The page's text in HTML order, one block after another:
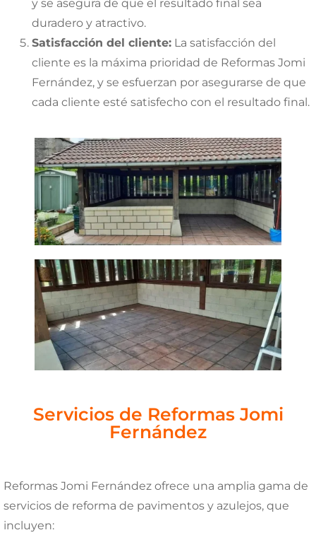
y se asegura de que el resultado final sea
duradero y atractivo.
Satisfacción del cliente: La satisfacción del
cliente es la máxima prioridad de Reformas Jomi
Fernández, y se esfuerzan por asegurarse de que
cada cliente esté satisfecho con el resultado final.
Servicios de Reformas Jomi
Fernández
Reformas Jomi Fernández ofrece una amplia gama de
servicios de reforma de pavimentos y azulejos, que
incluyen: